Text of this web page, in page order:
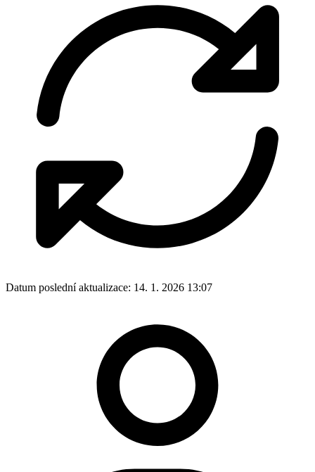
Datum poslední aktualizace: 14. 1. 2026 13:07